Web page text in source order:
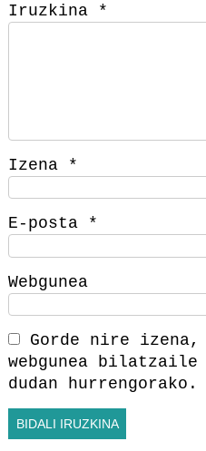
Iruzkina
*
Izena *
E-posta *
Webgunea
Gorde nire
webgunea bilatzaile
dudan hurrengorako.